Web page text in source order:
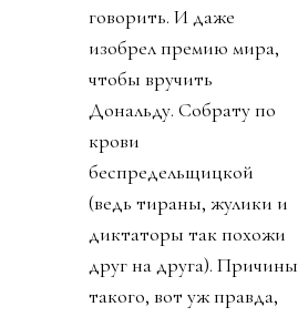
говорить. И даже
изобрел премию мира,
чтобы вручить
Дональду. Собрату по
крови
беспредельщицкой
(ведь тираны, жулики и
диктаторы так похожи
друг на друга). Причины
такого, вот уж правда,